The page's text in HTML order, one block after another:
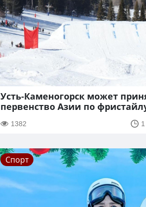
Усть-Каменогорск может
первенство Азии по
1382
Спорт